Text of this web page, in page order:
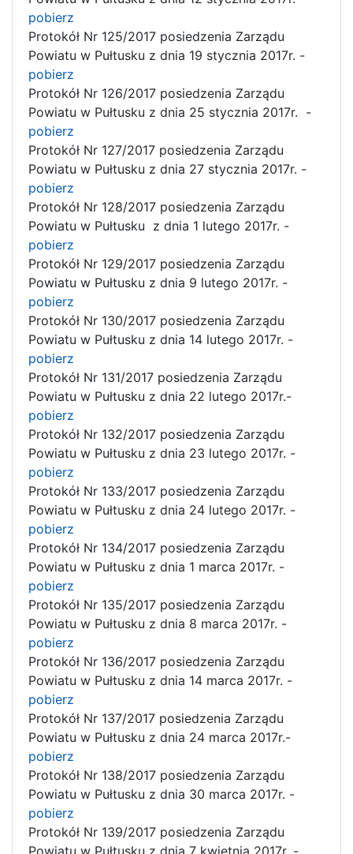
pobierz
Protokół Nr 125/2017 posiedzenia Zarządu
Powiatu w Pułtusku z dnia 19 stycznia 2017r. -
pobierz
Protokół Nr 126/2017 posiedzenia Zarządu
Powiatu w Pułtusku z dnia 25 stycznia 2017r. -
pobierz
Protokół Nr 127/2017 posiedzenia Zarządu
Powiatu w Pułtusku z dnia 27 stycznia 2017r. -
pobierz
Protokół Nr 128/2017 posiedzenia Zarządu
Powiatu w Pułtusku z dnia 1 lutego 2017r. -
pobierz
Protokół Nr 129/2017 posiedzenia Zarządu
Powiatu w Pułtusku z dnia 9 lutego 2017r. -
pobierz
Protokół Nr 130/2017 posiedzenia Zarządu
Powiatu w Pułtusku z dnia 14 lutego 2017r. -
pobierz
Protokół Nr 131/2017 posiedzenia Zarządu
Powiatu w Pułtusku z dnia 22 lutego 2017r.-
pobierz
Protokół Nr 132/2017 posiedzenia Zarządu
Powiatu w Pułtusku z dnia 23 lutego 2017r. -
pobierz
Protokół Nr 133/2017 posiedzenia Zarządu
Powiatu w Pułtusku z dnia 24 lutego 2017r. -
pobierz
Protokół Nr 134/2017 posiedzenia Zarządu
Powiatu w Pułtusku z dnia 1 marca 2017r. -
pobierz
Protokół Nr 135/2017 posiedzenia Zarządu
Powiatu w Pułtusku z dnia 8 marca 2017r. -
pobierz
Protokół Nr 136/2017 posiedzenia Zarządu
Powiatu w Pułtusku z dnia 14 marca 2017r. -
pobierz
Protokół Nr 137/2017 posiedzenia Zarządu
Powiatu w Pułtusku z dnia 24 marca 2017r.-
pobierz
Protokół Nr 138/2017 posiedzenia Zarządu
Powiatu w Pułtusku z dnia 30 marca 2017r. -
pobierz
Protokół Nr 139/2017 posiedzenia Zarządu
Powiatu w Pułtusku z dnia 7 kwietnia 2017r. -